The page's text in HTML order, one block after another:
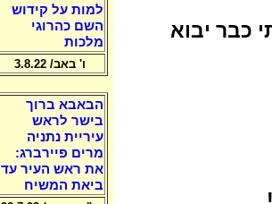
כבר יבוא
למות על קידוש
השם כהרוגי
מלכות
ו' באב/ 3.8.22
הבאבא ברוך
בישר לראש
עיריית נתניה
מרים פיירברג:
את ראש העיר עד
ביאת המשיח